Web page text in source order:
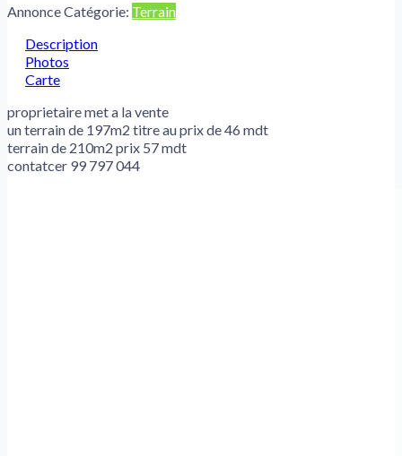
Annonce Catégorie: Terrain
Description
Photos
Carte
proprietaire met a la vente
un terrain de 197m2 titre au prix de 46 mdt
terrain de 210m2 prix 57 mdt
contatcer 99 797 044